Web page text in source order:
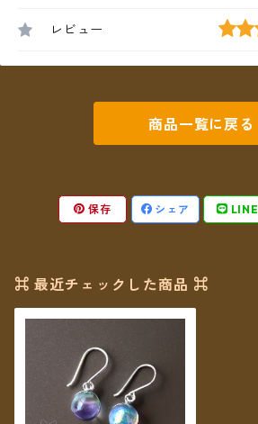
レビュー
商品一覧に戻る
保存 シェア LINE
⌘ 最近チェックした商品 ⌘